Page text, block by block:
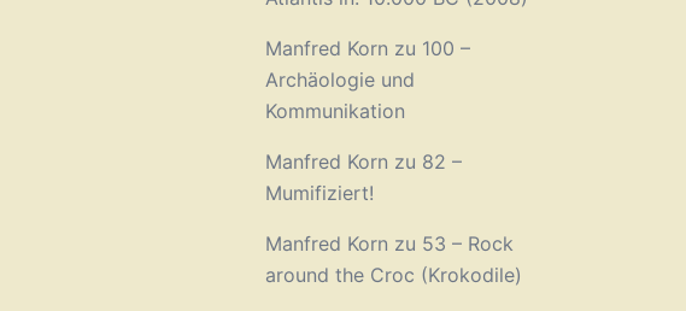
Manfred Korn zu 100 –
Archäologie und
Kommunikation
Manfred Korn zu 82 –
Mumifiziert!
Manfred Korn zu 53 – Rock
around the Croc (Krokodile)